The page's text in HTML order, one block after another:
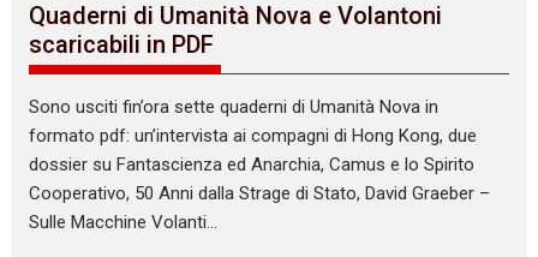
Quaderni di Umanità Nova e Volantoni
scaricabili in PDF
Sono usciti fin’ora sette quaderni di Umanità Nova in
formato pdf: un’intervista ai compagni di Hong Kong, due
dossier su Fantascienza ed Anarchia, Camus e lo Spirito
Cooperativo, 50 Anni dalla Strage di Stato, David Graeber –
Sulle Macchine Volanti…